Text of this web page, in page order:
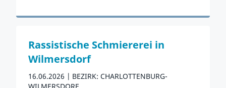
Zum Vorfall
Rassistische Schmiererei in
Wilmersdorf
16.06.2026
BEZIRK: CHARLOTTENBURG-